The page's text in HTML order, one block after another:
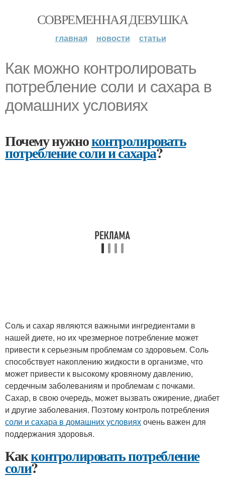
СОВРЕМЕННАЯ ДЕВУШКА
главная новости статьи
Как можно контролировать
потребление соли и сахара в
домашних условиях
Почему нужноконтролировать
потребление соли и сахара?
Соль и сахар являются важными ингредиентами в
нашей диете, но их чрезмерное потребление может
привести к серьезным проблемам со здоровьем. Соль
способствует накоплению жидкости в организме, что
может привести к высокому кровяному давлению,
сердечным заболеваниям и проблемам с почками.
Сахар, в свою очередь, может вызвать ожирение, диабет
и другие заболевания. Поэтому контроль потребления
соли и сахара в домашних условияхочень важен для
поддержания здоровья.
Какконтролировать потребление
соли?